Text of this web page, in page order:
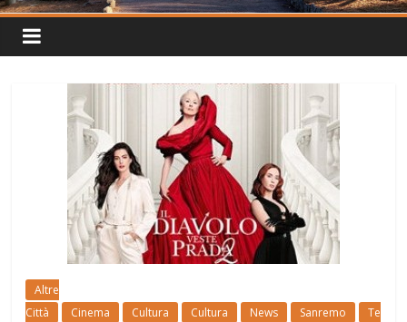
Altre
Città
Cinema Cultura Cultura News Sanremo
Te